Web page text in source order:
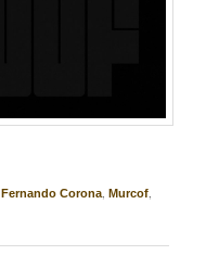
Fernando Corona,Murcof,